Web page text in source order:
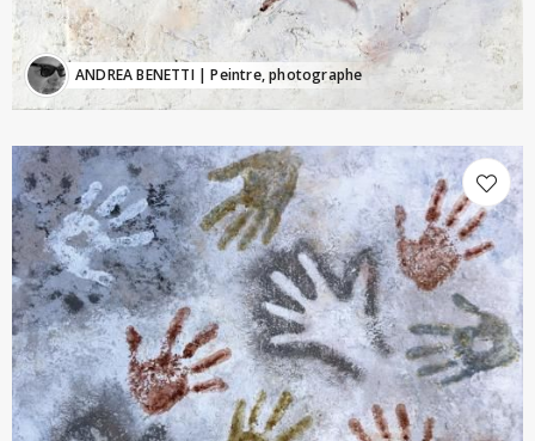
ANDREA BENETTI| Peintre, photographe